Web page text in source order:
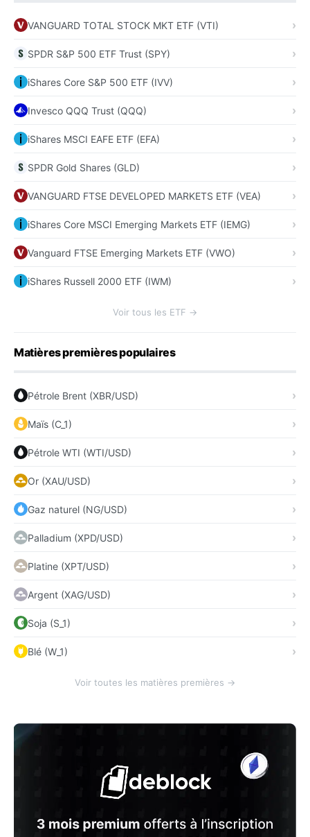
VANGUARD TOTAL STOCK MKT ETF (VTI)
SPDR S&P 500 ETF Trust (SPY)
iShares Core S&P 500 ETF (IVV)
Invesco QQQ Trust (QQQ)
iShares MSCI EAFE ETF (EFA)
SPDR Gold Shares (GLD)
VANGUARD FTSE DEVELOPED MARKETS ETF (VEA)
iShares Core MSCI Emerging Markets ETF (IEMG)
Vanguard FTSE Emerging Markets ETF (VWO)
iShares Russell 2000 ETF (IWM)
Voir tous les ETF →
Matières premières populaires
Pétrole Brent (XBR/USD)
Maïs (C_1)
Pétrole WTI (WTI/USD)
Or (XAU/USD)
Gaz naturel (NG/USD)
Palladium (XPD/USD)
Platine (XPT/USD)
Argent (XAG/USD)
Soja (S_1)
Blé (W_1)
Voir toutes les matières premières →